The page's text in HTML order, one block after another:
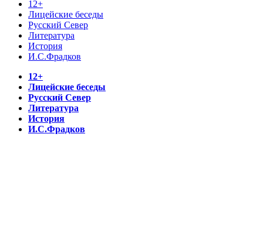
12+
Лицейские беседы
Русский Север
Литература
История
И.С.Фрадков
12+
Лицейские беседы
Русский Север
Литература
История
И.С.Фрадков